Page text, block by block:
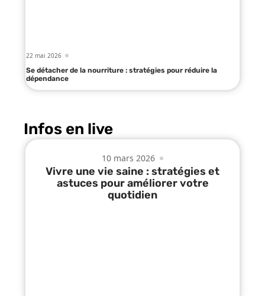
22 mai 2026
Se détacher de la nourriture : stratégies pour réduire la
dépendance
Infos en live
10 mars 2026
Vivre une vie saine : stratégies et
astuces pour améliorer votre
quotidien